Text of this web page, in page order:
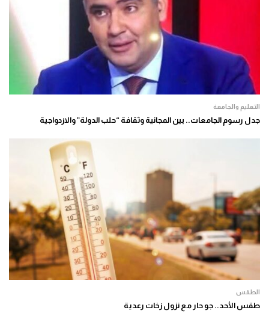
التعليم والجامعة
جدل رسوم الجامعات.. بين المجانية وثقافة “حلب الدولة” والازدواجية
الطقس
طقس الأحد.. جو حار مع نزول زخات رعدية